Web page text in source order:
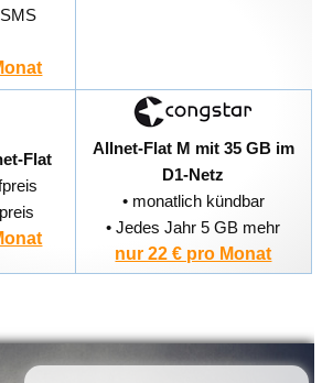
Flat
Allnet-Flat M mit 35 GB im
D1-Netz
• monatlich kündbar
• Jedes Jahr 5 GB mehr
nur 22 € pro Monat